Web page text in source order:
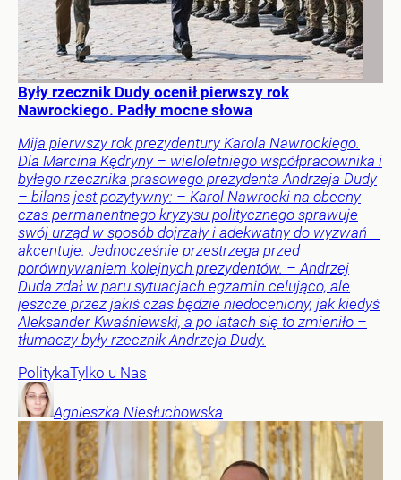
Były rzecznik Dudy ocenił pierwszy rok
Nawrockiego. Padły mocne słowa
Mija pierwszy rok prezydentury Karola Nawrockiego.
Dla Marcina Kędryny – wieloletniego współpracownika i
byłego rzecznika prasowego prezydenta Andrzeja Dudy
– bilans jest pozytywny: – Karol Nawrocki na obecny
czas permanentnego kryzysu politycznego sprawuje
swój urząd w sposób dojrzały i adekwatny do wyzwań –
akcentuje. Jednocześnie przestrzega przed
porównywaniem kolejnych prezydentów. – Andrzej
Duda zdał w paru sytuacjach egzamin celująco, ale
jeszcze przez jakiś czas będzie niedoceniony, jak kiedyś
Aleksander Kwaśniewski, a po latach się to zmieniło –
tłumaczy były rzecznik Andrzeja Dudy.
PolitykaTylko u Nas
Agnieszka Niesłuchowska